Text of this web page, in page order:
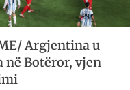
Argjentina u
në Botëror, vjen